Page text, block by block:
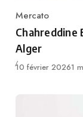
Category
Mercato
Chahreddine
Alger
Publié
10 février 20261